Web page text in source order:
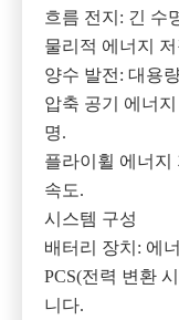
흐름 전지: 긴 수
물리적 에너지
양수 발전: 대용
압축 공기 에너
명.
플라이휠 에너지
속도.
시스템 구성
배터리 장치: 에
PCS(전력 변환
니다.